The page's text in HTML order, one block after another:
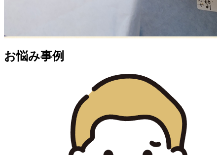
お悩み事例